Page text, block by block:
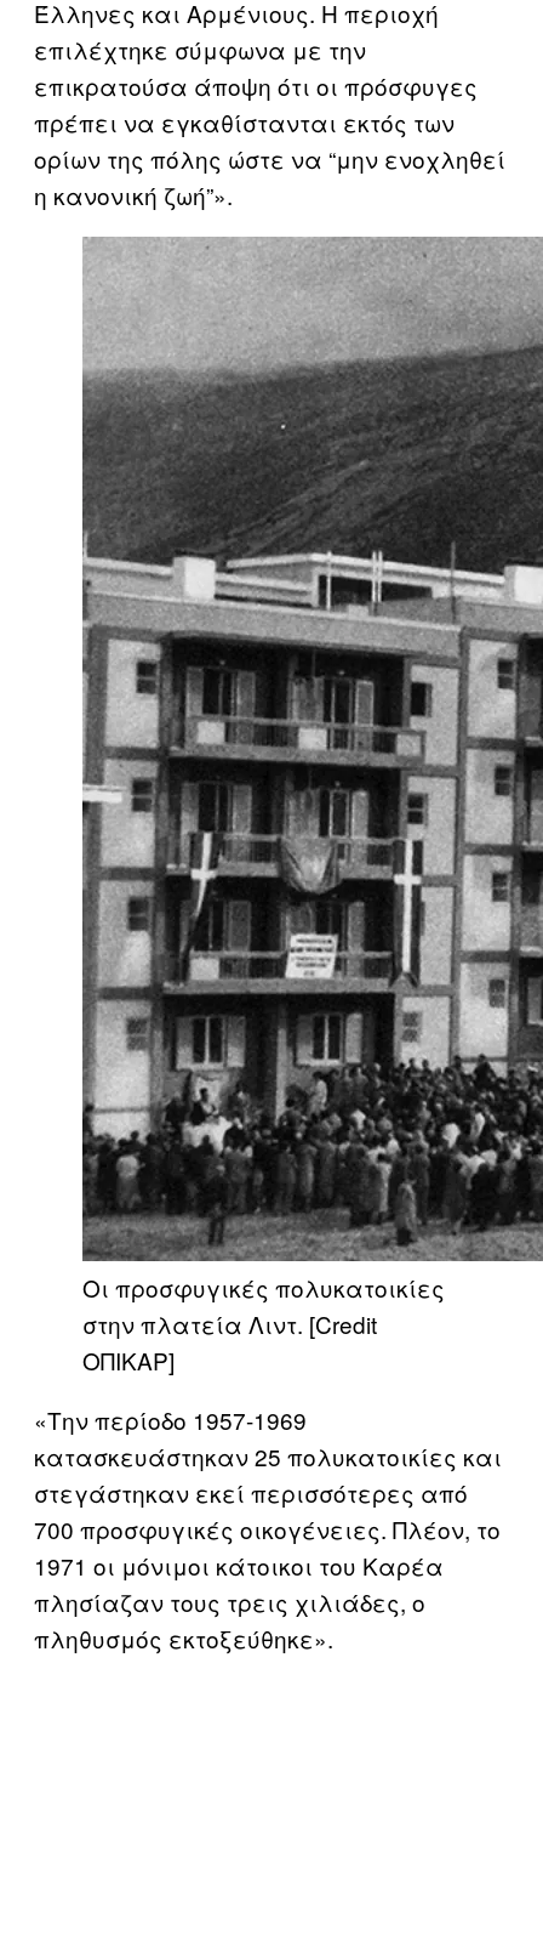
Έλληνες και Αρμένιους. Η περιοχή
επιλέχτηκε σύμφωνα με την
επικρατούσα άποψη ότι οι πρόσφυγες
πρέπει να εγκαθίστανται εκτός των
ορίων της πόλης ώστε να “μην ενοχληθεί
η κανονική ζωή”».
Οι προσφυγικές πολυκατοικίες
στην πλατεία Λιντ. [Credit
ΟΠΙΚΑΡ]
«Την περίοδο 1957-1969
κατασκευάστηκαν 25 πολυκατοικίες και
στεγάστηκαν εκεί περισσότερες από
700 προσφυγικές οικογένειες. Πλέον, το
1971 οι μόνιμοι κάτοικοι του Καρέα
πλησίαζαν τους τρεις χιλιάδες, ο
πληθυσμός εκτοξεύθηκε».